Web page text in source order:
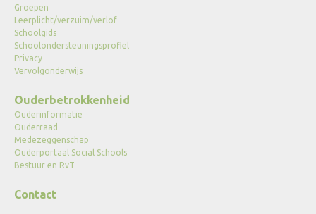
Groepen
Leerplicht/verzuim/verlof
Schoolgids
Schoolondersteuningsprofiel
Privacy
Vervolgonderwijs
Ouderbetrokkenheid
Ouderinformatie
Ouderraad
Medezeggenschap
Ouderportaal Social Schools
Bestuur en RvT
Contact